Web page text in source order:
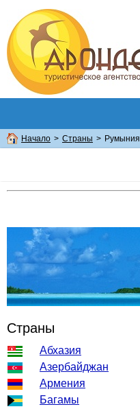
Начало > Страны > Румыния
Страны
Абхазия
Азербайджан
Армения
Багамы